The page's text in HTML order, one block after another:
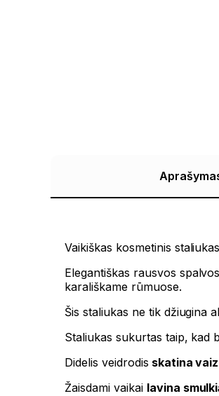
Vaikiškas kosmetinis
Elegantiškas rausvos
karališkame rūmuose.
Šis staliukas ne tik džiugina
Staliukas sukurtas taip, kad
Didelis veidrodis skatina
Žaisdami vaikai lavina